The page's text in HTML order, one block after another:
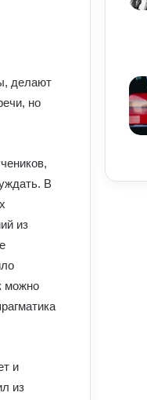
делают
но
В
из
можно
и
из